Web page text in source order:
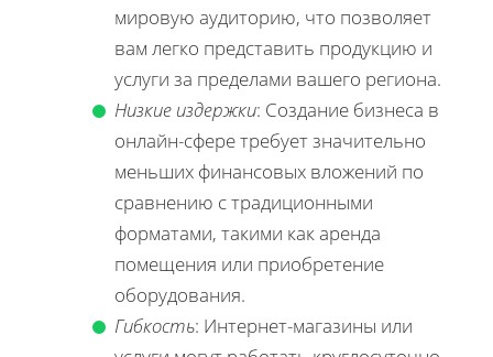
мировую аудиторию, что позволяет
вам легко представить продукцию и
услуги за пределами вашего региона.
Низкие издержки: Создание бизнеса в
онлайн-сфере требует значительно
меньших финансовых вложений по
сравнению с традиционными
форматами, такими как аренда
помещения или приобретение
оборудования.
Гибкость: Интернет-магазины или